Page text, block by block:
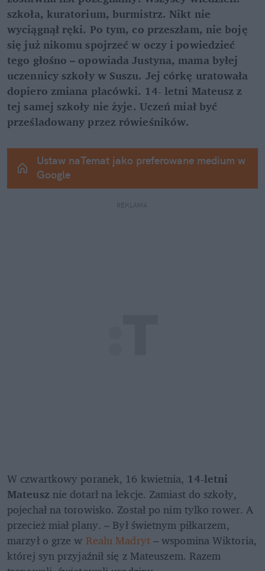
szkoła, kuratorium, burmistrz. Nikt nie
wyciągnął ręki. Po tym, co przeszłam, nie boję
się już nikomu spojrzeć w oczy i powiedzieć
tego głośno – opowiada Justyna, mama byłej
uczennicy szkoły w Suszu. Jej córkę uratowała
dopiero zmiana placówki. 14- letni Mateusz z
tej samej szkoły nie żyje. Uczeń miał być
prześladowany przez rówieśników.
Ustaw naTemat jako preferowane medium w
Google
REKLAMA
W czwartkowy poranek, 16 kwietnia, 14-letni
Mateusz nie dotarł na lekcje. Zamiast do szkoły,
pojechał na torowisko. Został po nim tylko rower. A
przecież miał plany. – Był świetnym piłkarzem,
marzył o grze w Realu Madryt – wspomina Wiktoria,
której syn przyjaźnił się z Mateuszem. Razem